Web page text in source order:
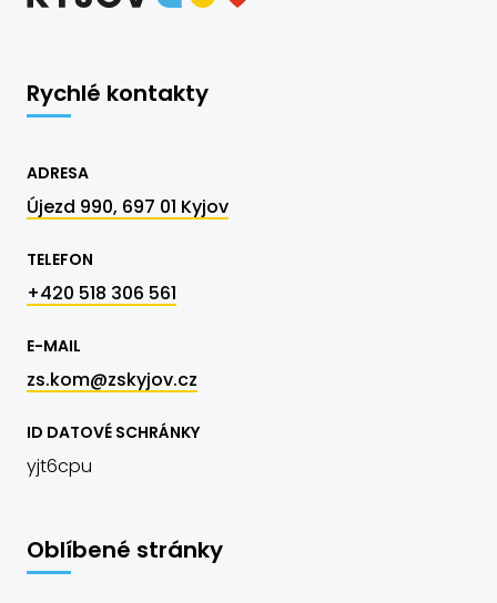
Rychlé kontakty
ADRESA
Újezd 990, 697 01 Kyjov
TELEFON
+420 518 306 561
E-MAIL
zs.kom@zskyjov.cz
ID DATOVÉ SCHRÁNKY
yjt6cpu
Oblíbené stránky